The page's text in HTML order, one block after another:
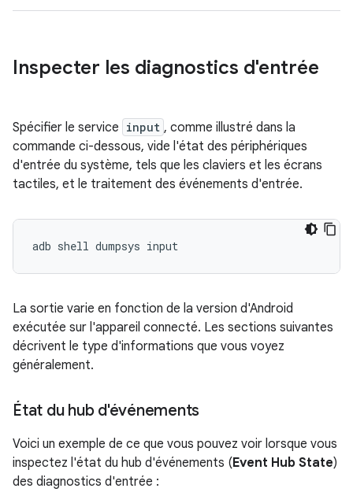
Inspecter les diagnostics d'entrée
Spécifier le service input , comme illustré dans la
commande ci-dessous, vide l'état des périphériques
d'entrée du système, tels que les claviers et les écrans
tactiles, et le traitement des événements d'entrée.
La sortie varie en fonction de la version d'Android
exécutée sur l'appareil connecté. Les sections suivantes
décrivent le type d'informations que vous voyez
généralement.
État du hub d'événements
Voici un exemple de ce que vous pouvez voir lorsque vous
inspectez l'état du hub d'événements (Event Hub State)
des diagnostics d'entrée :